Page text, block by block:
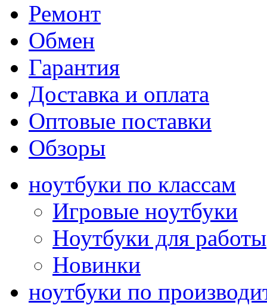
Ремонт
Обмен
Гарантия
Доставка и оплата
Оптовые поставки
Обзоры
ноутбуки по классам
Игровые ноутбуки
Ноутбуки для работы
Новинки
ноутбуки по